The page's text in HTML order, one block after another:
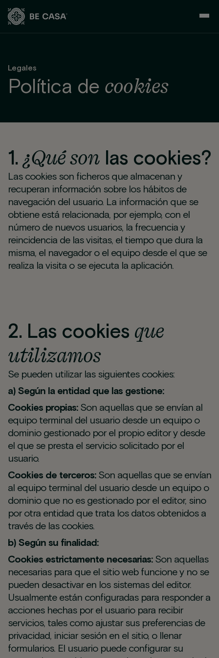
Legales
Política de cookies
1.¿Qué son las cookies?
Las cookies son ficheros que almacenan y
recuperan información sobre los hábitos de
navegación del usuario. La información que se
obtiene está relacionada, por ejemplo, con el
número de nuevos usuarios, la frecuencia y
reincidencia de las visitas, el tiempo que dura la
misma, el navegador o el equipo desde el que se
realiza la visita o se ejecuta la aplicación.
2. Las cookies que
utilizamos
Se pueden utilizar las siguientes cookies:
a) Según la entidad que las gestione:
Cookies propias:Son aquellas que se envían al
equipo terminal del usuario desde un equipo o
dominio gestionado por el propio editor y desde
el que se presta el servicio solicitado por el
usuario.
Cookies de terceros:Son aquellas que se envían
al equipo terminal del usuario desde un equipo o
dominio que no es gestionado por el editor, sino
por otra entidad que trata los datos obtenidos a
través de las cookies.
b) Según su finalidad:
Cookies estrictamente necesarias:Son aquellas
necesarias para que el sitio web funcione y no se
pueden desactivar en los sistemas del editor.
Usualmente están configuradas para responder a
acciones hechas por el usuario para recibir
servicios, tales como ajustar sus preferencias de
privacidad, iniciar sesión en el sitio, o llenar
formularios. El usuario puede configurar su